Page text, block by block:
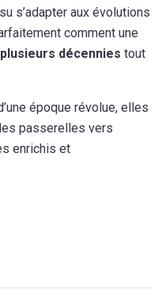
s’adapter aux évolutions
comment une
décennies tout
époque révolue, elles
passerelles vers
enrichis et